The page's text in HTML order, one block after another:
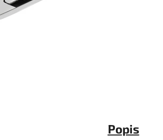
Popis